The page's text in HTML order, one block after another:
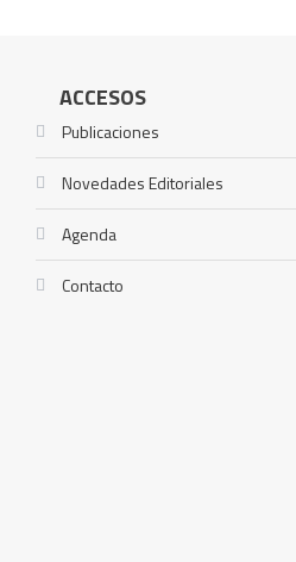
ACCESOS
Publicaciones
Novedades Editoriales
Agenda
Contacto